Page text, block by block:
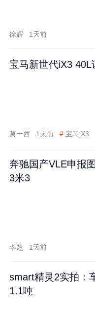
徐辉 1天前
宝马新世代iX3
莫一西 1天前 # 宝马iX3
奔驰国产VLE申报
3米3
李超 1天前
smart精灵2实拍：
1.1吨